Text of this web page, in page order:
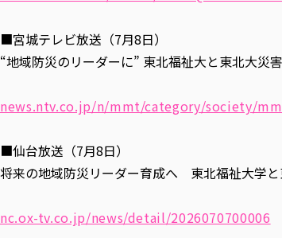
■宮城テレビ放送（7月8日）
“地域防災のリーダーに” 東北福祉大と東北大災
news.ntv.co.jp/n/mmt/category/society/
■仙台放送（7月8日）
将来の地域防災リーダー育成へ 東北福祉大学と
nc.ox-tv.co.jp/news/detail/2026070700006